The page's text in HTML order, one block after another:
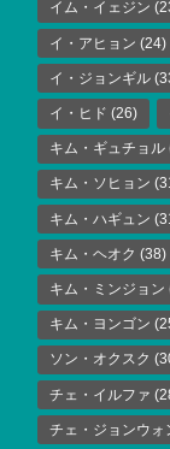
イム・イェジン
イ・アヒョン (24)
イ・ジョンギル
イ・ヒド (26)
キム・ギュチョル
キム・ソヒョン
キム・ハギュン
キム・ヘオク (38)
キム・ミンジョン
キム・ヨンゴン
ソン・オクスク
チェ・イルファ
チェ・ジョンウォ